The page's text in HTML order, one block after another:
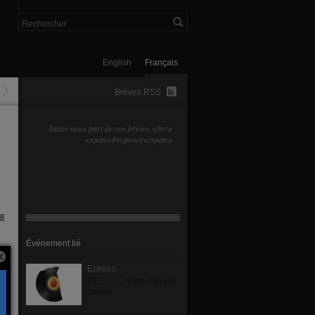
Français
English
Brèves RSS
Faites nous part de vos brèves <br/>
<span>Proposer</span>
Événement lié
Echoes
CCS — Centre culturel
suisse